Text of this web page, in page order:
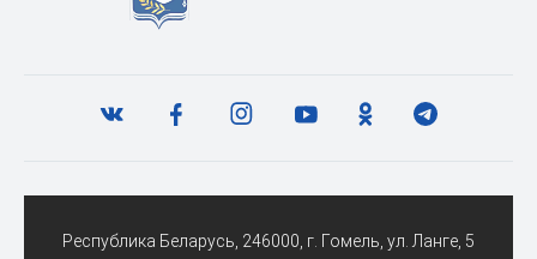
Республика Беларусь, 246000, г. Гомель, ул. Ланге, 5